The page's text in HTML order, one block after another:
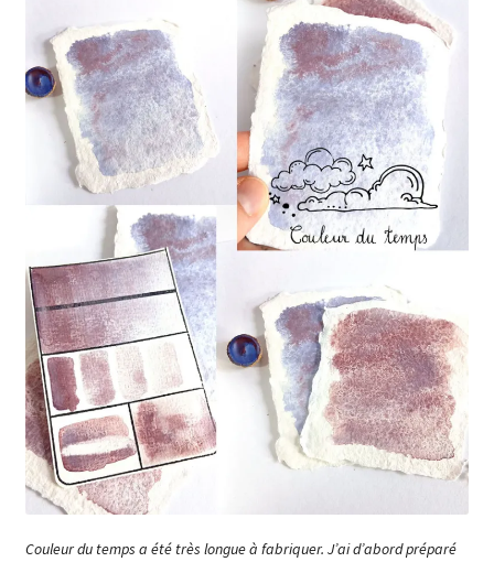
Couleur du temps a été très longue à fabriquer. J’ai d’abord préparé